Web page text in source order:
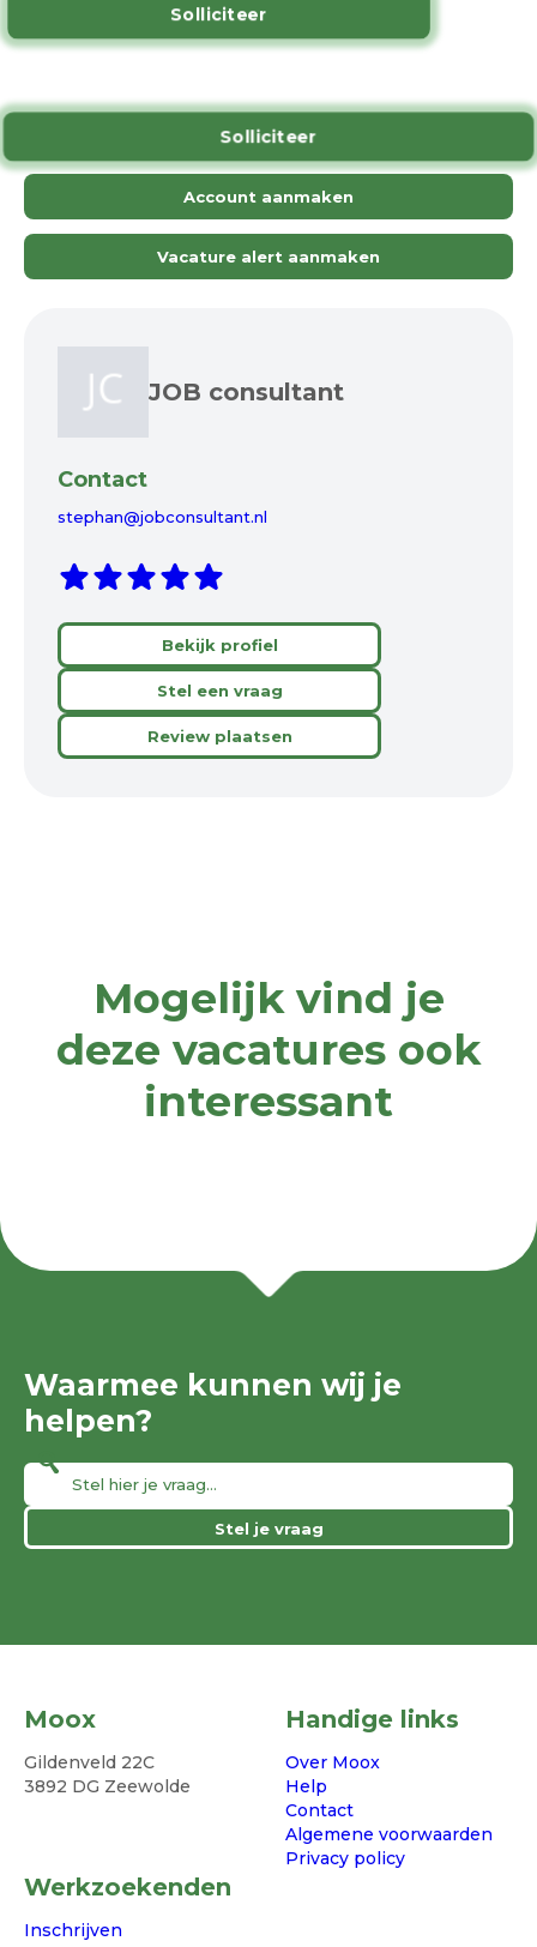
Solliciteer
Solliciteer
Account aanmaken
Vacature alert aanmaken
JOB consultant
Contact
stephan@jobconsultant.nl
Bekijk profiel
Stel een vraag
Review plaatsen
Mogelijk vind je
deze vacatures ook
interessant
Waarmee kunnen wij je
helpen?
Stel je vraag
Moox
Gildenveld 22C
3892 DG Zeewolde
Handige links
Over Moox
Help
Contact
Algemene voorwaarden
Privacy policy
Werkzoekenden
Inschrijven